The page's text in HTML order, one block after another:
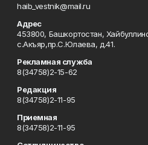
haib_vestnik@mail.ru
Адрес
453800, Башкортостан,
с.Акъяр,пр.С.Юлаева, д.41.
Рекламная служба
8(34758)2-15-62
Редакция
8(34758)2-11-95
Приемная
8(34758)2-11-95